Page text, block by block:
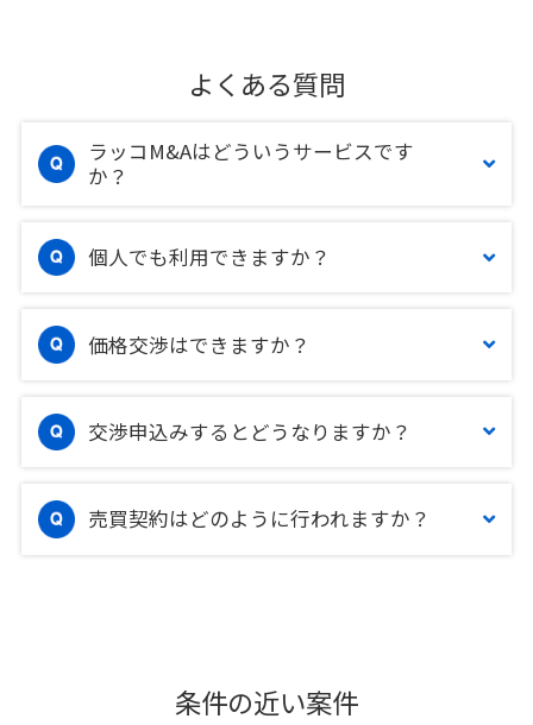
よくある質問
ラッコM&Aはどういうサービスです
か？
個人でも利用できますか？
価格交渉はできますか？
交渉申込みするとどうなりますか？
売買契約はどのように行われますか？
条件の近い案件